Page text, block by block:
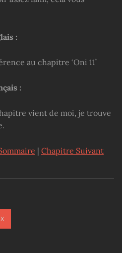
:
au chapitre ‘Oni 11’
:
vient de moi, je trouve
| Chapitre Suivant
X